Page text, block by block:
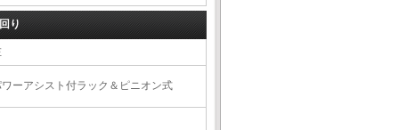
り
ーアシスト付ラック＆ピニオン式